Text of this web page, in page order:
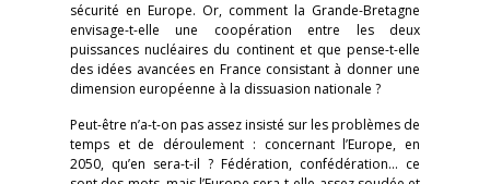
sécurité en Europe. Or, comment la Grande-Bretagne
envisage-t-elle une coopération entre les deux
puissances nucléaires du continent et que pense-t-elle
des idées avancées en France consistant à donner une
dimension européenne à la dissuasion nationale ?
Peut-être n’a-t-on pas assez insisté sur les problèmes de
temps et de déroulement : concernant l’Europe, en
2050, qu’en sera-t-il ? Fédération, confédération… ce